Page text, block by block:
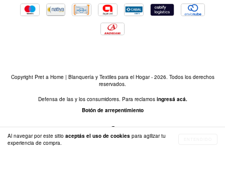
Al navegar por este sitio aceptás el uso de cookies para agilizar tu
experiencia de compra.
Copyright Pret a Home | Blanquería y Textiles para el Hogar - 2026. Todos los derechos
reservados.
Defensa de las y los consumidores. Para reclamos ingresá acá.
Botón de arrepentimiento